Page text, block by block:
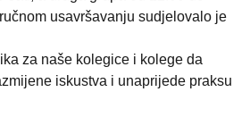
usavršavanju sudjelovalo je
za naše kolegice i kolege da
iskustva i unaprijede praksu